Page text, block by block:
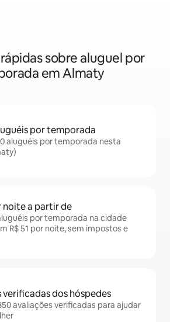
sobre aluguel por
em Almaty
por temporada
aluguéis por temporada nesta
noite a partir de
por temporada na cidade
R$ 51 por noite, sem impostos e
verificadas dos hóspedes
avaliações verificadas para ajudar